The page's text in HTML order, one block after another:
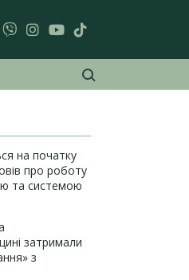
на початку
про роботу
та системою
затримали
з